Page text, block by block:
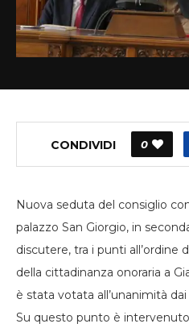
CONDIVIDI 0
Nuova seduta del consiglio
palazzo San Giorgio, in
discutere, tra i punti
della cittadinanza onoraria a
è stata votata all’unanimità
Su questo punto è